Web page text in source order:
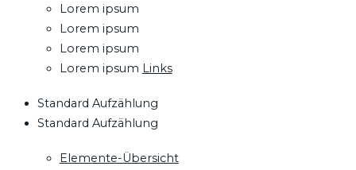
Lorem ipsum
Lorem ipsum
Lorem ipsum
Lorem ipsum Links
Standard Aufzählung
Standard Aufzählung
Elemente-Übersicht